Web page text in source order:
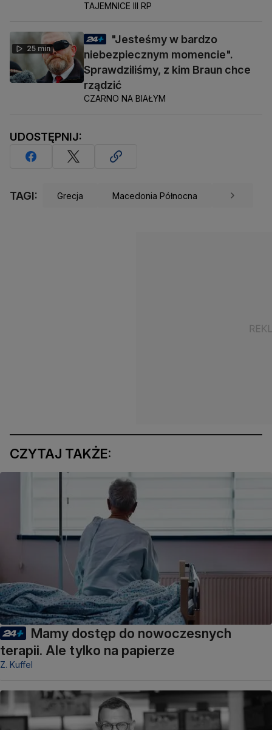
TAJEMNICE III RP
25 min
"Jesteśmy w bardzo
niebezpiecznym momencie".
Sprawdziliśmy, z kim Braun chce
rządzić
CZARNO NA BIAŁYM
UDOSTĘPNIJ:
TAGI: Grecja Macedonia Północna
CZYTAJ TAKŻE:
Mamy dostęp do nowoczesnych
terapii. Ale tylko na papierze
Z. Kuffel